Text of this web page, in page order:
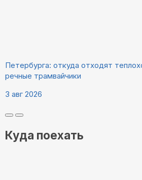
Петербурга: откуда отходят
речные трамвайчики
3 авг 2026
Куда поехать